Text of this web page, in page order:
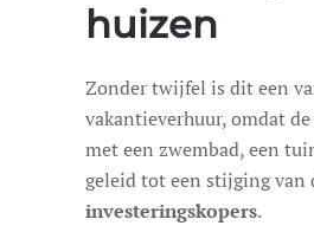
huizen
Zonder twijfel is dit een
vakantieverhuur, omdat
met een zwembad, een
geleid tot een stijging van
investeringskopers.